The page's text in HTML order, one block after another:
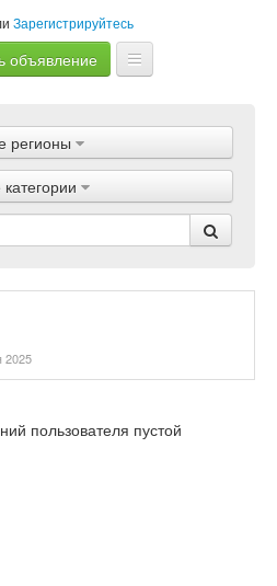
Зарегистрируйтесь
объявление
Услуги
Статьи
регионы
2025
пользователя пустой